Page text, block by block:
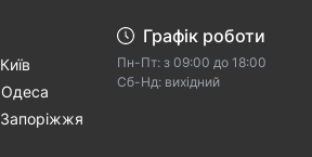
Київ
Одеса
Запоріжжя
Графік роботи
Пн-Пт: з 09:00 дo 18:00
Cб-Hд: виxідний